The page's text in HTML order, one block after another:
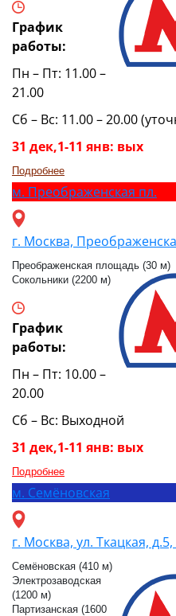
График
работы:
Пн – Пт: 11.00 –
21.00
Сб – Вс: 11.00 – 20.00
31 дек,1-11 янв: вых
Подробнее
м. Преображенская пл.
г. Москва,
Преображенская площадь (30 м)
Сокольники (2200 м)
График
работы:
Пн – Пт: 10.00 –
20.00
Сб – Вс: Выходной
31 дек,1-11 янв: вых
Подробнее
м. Семёновская
г. Москва, ул. Ткацкая, д.5,
Семёновская (410 м)
Электрозаводская
(1200 м)
Партизанская (1600